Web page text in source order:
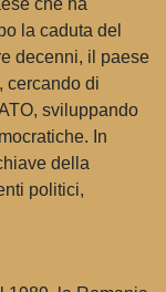
che ha
la caduta del
decenni, il paese
cercando di
sviluppando
In
della
politici,